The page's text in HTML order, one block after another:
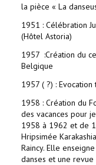
la pièce « La
1951 : Célébration
(Hôtel Astoria)
1957 :Création du
Belgique
1957 ( ?) :
1958 : Création du
des vacances pour
1958 à 1962 et de
Hripsimée
Raincy. Elle
danses et une